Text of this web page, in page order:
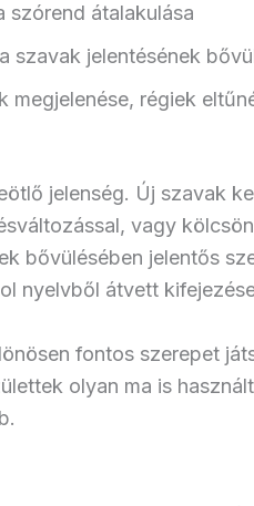
szórend átalakulása
szavak jelentésének
megjelenése, régiek
jelenség. Új szavak
vagy
bővülésében jelentős
nyelvből átvett
fontos szerepet
olyan ma is